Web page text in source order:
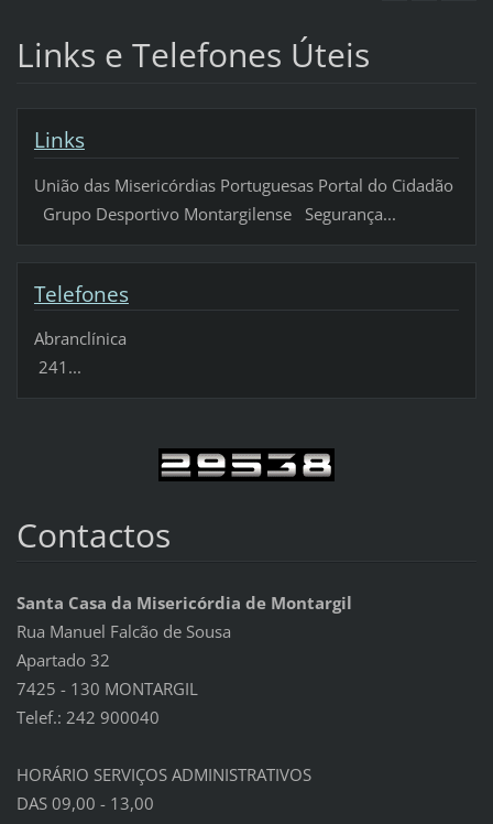
Links e Telefones Úteis
Links
União das Misericórdias Portuguesas Portal do Cidadão
Grupo Desportivo Montargilense Segurança...
Telefones
Abranclínica
241...
Contactos
Santa Casa da Misericórdia de Montargil
Rua Manuel Falcão de Sousa
Apartado 32
7425 - 130 MONTARGIL
Telef.: 242 900040
HORÁRIO SERVIÇOS ADMINISTRATIVOS
DAS 09,00 - 13,00